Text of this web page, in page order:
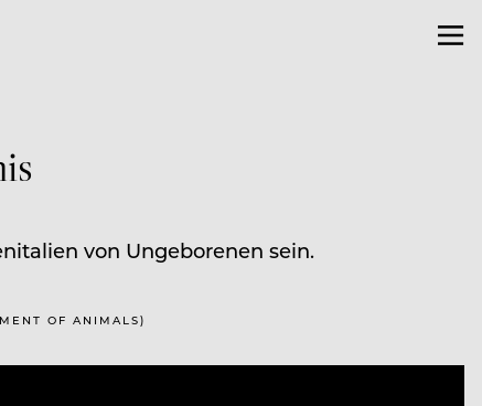
von Ungeborenen sein.
OF ANIMALS)